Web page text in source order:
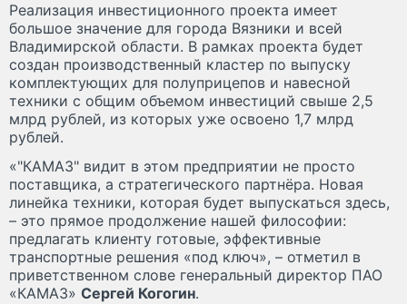
Реализация инвестиционного проекта имеет
большое значение для города Вязники и всей
Владимирской области. В рамках проекта будет
создан производственный кластер по выпуску
комплектующих для полуприцепов и навесной
техники с общим объемом инвестиций свыше 2,5
млрд рублей, из которых уже освоено 1,7 млрд
рублей.
«"КАМАЗ" видит в этом предприятии не просто
поставщика, а стратегического партнёра. Новая
линейка техники, которая будет выпускаться здесь,
– это прямое продолжение нашей философии:
предлагать клиенту готовые, эффективные
транспортные решения «под ключ», – отметил в
приветственном слове генеральный директор ПАО
«КАМАЗ» Сергей Когогин.